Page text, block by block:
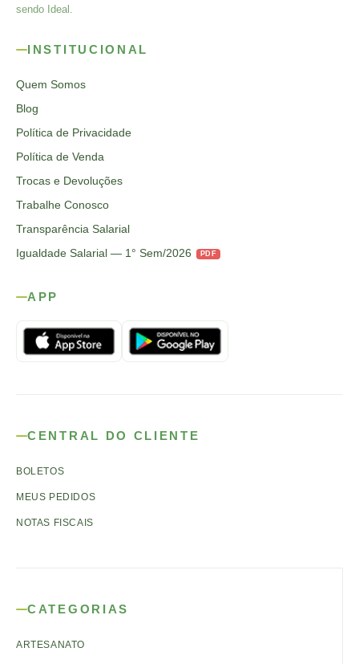
sendo Ideal.
INSTITUCIONAL
Quem Somos
Blog
Política de Privacidade
Política de Venda
Trocas e Devoluções
Trabalhe Conosco
Transparência Salarial
Igualdade Salarial — 1° Sem/2026
PDF
APP
CENTRAL DO CLIENTE
BOLETOS
MEUS PEDIDOS
NOTAS FISCAIS
CATEGORIAS
ARTESANATO